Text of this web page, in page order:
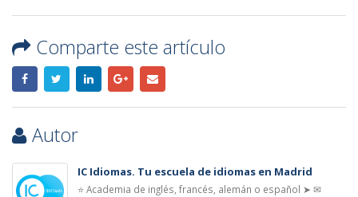
Comparte este artículo
Autor
IC Idiomas. Tu escuela de idiomas en Madrid
⭐ Academia de inglés, francés, alemán o español ➤ ✉